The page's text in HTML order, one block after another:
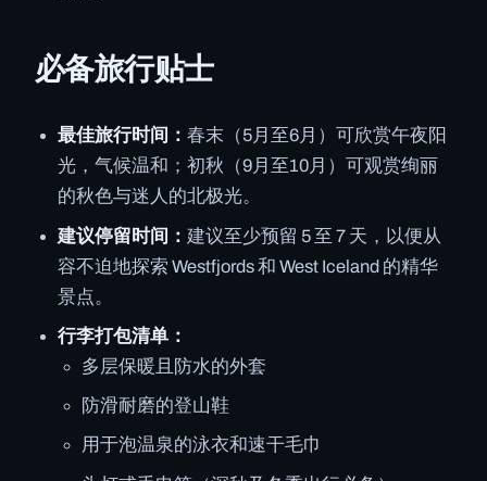
必备旅行贴士
最佳旅行时间：春末（5月至6月）可欣赏午夜阳
光，气候温和；初秋（9月至10月）可观赏绚丽
的秋色与迷人的北极光。
建议停留时间：建议至少预留 5 至 7 天，以便从
容不迫地探索 Westfjords 和 West Iceland 的精华
景点。
行李打包清单：
多层保暖且防水的外套
防滑耐磨的登山鞋
用于泡温泉的泳衣和速干毛巾